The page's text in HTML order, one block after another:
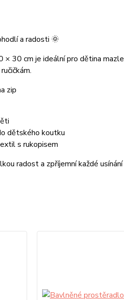
a radosti 🌞
30 cm je ideální pro dětina
zip
dětského koutku
s rukopisem
radost a zpříjemní každé usínání